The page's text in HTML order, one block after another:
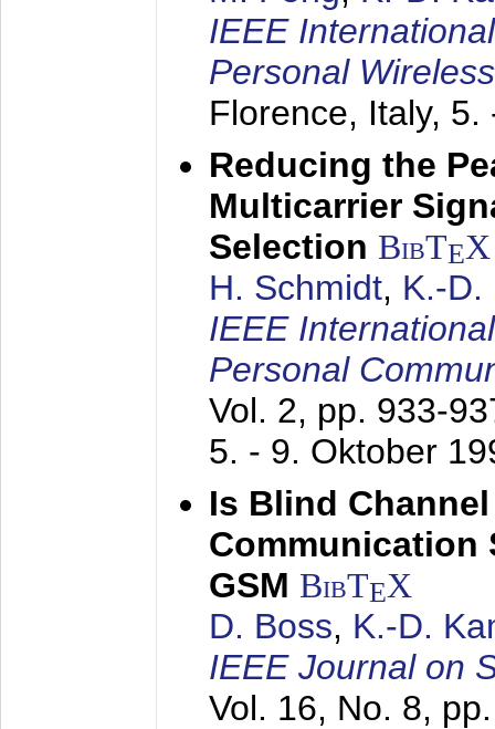
IEEE
Personal
Florence, Italy, 5.
Reducing the
Multicarrier
Selection BibTEX
H. Schmidt, K.-D.
IEEE
Personal
Vol. 2, pp. 933-
5. - 9. Oktober
Is Blind
Communication
GSM BibTEX
D. Boss, K.-D.
IEEE Journal on
Vol. 16, No. 8,